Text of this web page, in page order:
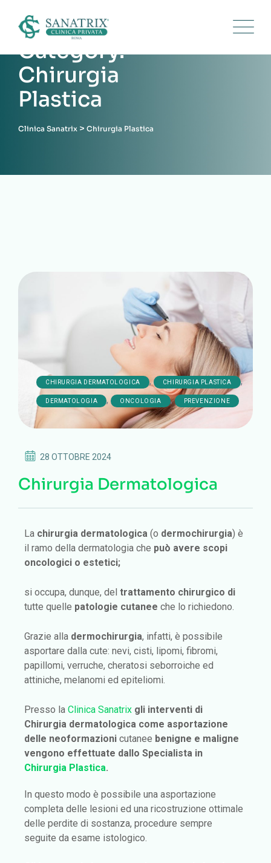
Category:
Chirurgia
Plastica
Clinica Sanatrix > Chirurgia Plastica
CHIRURGIA DERMATOLOGICA , CHIRURGIA PLASTICA ,
DERMATOLOGIA , ONCOLOGIA , PREVENZIONE
28 OTTOBRE 2024
Chirurgia Dermatologica
La chirurgia dermatologica (o dermochirurgia) è
il ramo della dermatologia che può avere scopi
oncologici o estetici;
si occupa, dunque, del trattamento chirurgico di
tutte quelle patologie cutanee che lo richiedono.
Grazie alla dermochirurgia, infatti, è possibile
asportare dalla cute: nevi, cisti, lipomi, fibromi,
papillomi, verruche, cheratosi seborroiche ed
attiniche, melanomi ed epiteliomi.
Presso la Clinica Sanatrix gli interventi di
Chirurgia dermatologica come asportazione
delle neoformazioni cutanee benigne e maligne
vengono effettuate dallo Specialista in
Chirurgia Plastica.
In questo modo è possibile una asportazione
completa delle lesioni ed una ricostruzione ottimale
delle perdite di sostanza, procedure sempre
seguite da esame istologico.